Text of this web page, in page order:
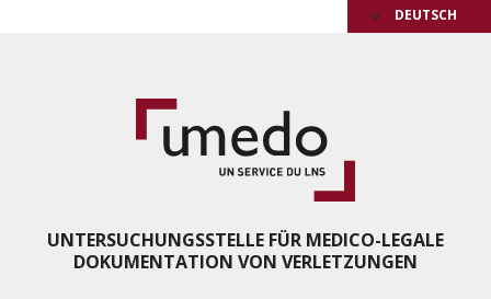
DEUTSCH
UNTERSUCHUNGSSTELLE FÜR MEDICO-LEGALE
DOKUMENTATION VON VERLETZUNGEN